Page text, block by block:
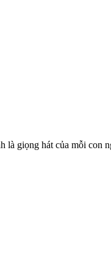
là giọng hát của mỗi con